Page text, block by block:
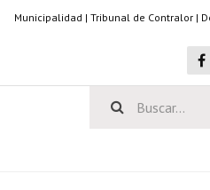
Municipalidad | Tribunal de Contralor |